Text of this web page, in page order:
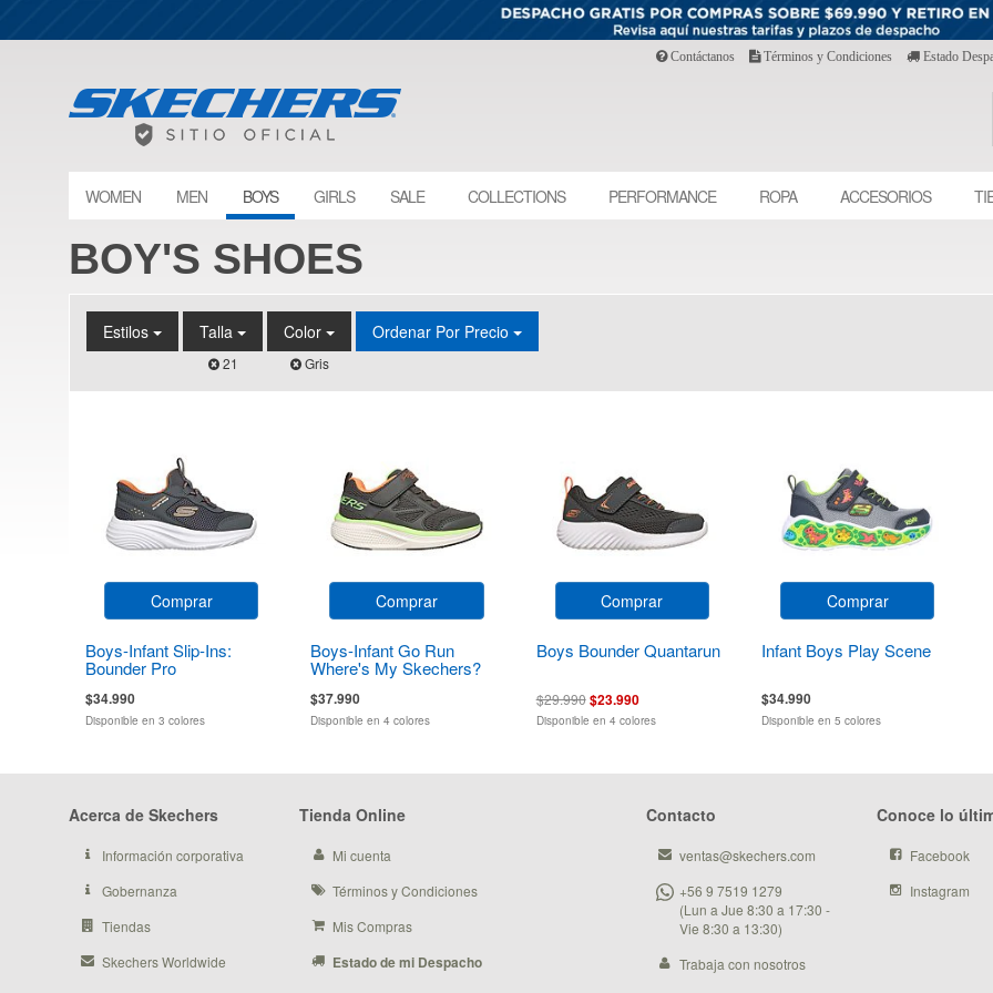
Contáctanos Términos y Condiciones Estado
WOMEN MEN BOYS GIRLS SALE COLLECTIONS PERFORMANCE ROPA ACCESORIOS
BOY'S SHOES
Estilos Talla
21
Color
Gris
Ordenar Por Precio
Comprar
Boys-Infant Slip-Ins:
Bounder Pro
$34.990
Disponible en 3 colores
Comprar
Boys-Infant Go Run
Where's My Skechers?
$37.990
Disponible en 4 colores
Comprar
Boys Bounder Quantarun
$29.990$23.990
Disponible en 4 colores
Comprar
Infant Boys Play Scene
$34.990
Disponible en 5 colores
Acerca de Skechers
Información corporativa
Gobernanza
Tiendas
Skechers Worldwide
Tienda Online
Mi cuenta
Términos y Condiciones
Mis Compras
Estado de mi Despacho
Contacto
ventas@skechers.com
+56 9 7519 1279
(Lun a Jue 8:30 a 17:30 -
Vie 8:30 a 13:30)
Trabaja con nosotros
Conoce lo
Facebook
Instagram